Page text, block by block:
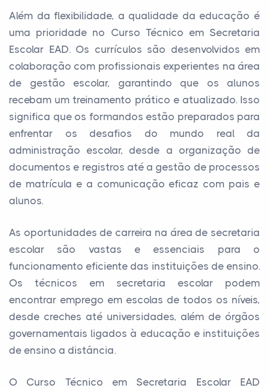
Além da flexibilidade, a qualidade da educação é
uma prioridade no Curso Técnico em Secretaria
Escolar EAD. Os currículos são desenvolvidos em
colaboração com profissionais experientes na área
de gestão escolar, garantindo que os alunos
recebam um treinamento prático e atualizado. Isso
significa que os formandos estão preparados para
enfrentar os desafios do mundo real da
administração escolar, desde a organização de
documentos e registros até a gestão de processos
de matrícula e a comunicação eficaz com pais e
alunos.
As oportunidades de carreira na área de secretaria
escolar são vastas e essenciais para o
funcionamento eficiente das instituições de ensino.
Os técnicos em secretaria escolar podem
encontrar emprego em escolas de todos os níveis,
desde creches até universidades, além de órgãos
governamentais ligados à educação e instituições
de ensino a distância.
O Curso Técnico em Secretaria Escolar EAD